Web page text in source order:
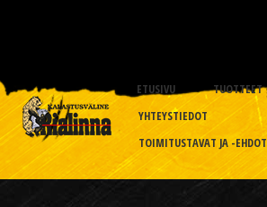
ETUSIVU TUOTTEET
YHTEYSTIEDOT
TOIMITUSTAVAT JA -EHDOT